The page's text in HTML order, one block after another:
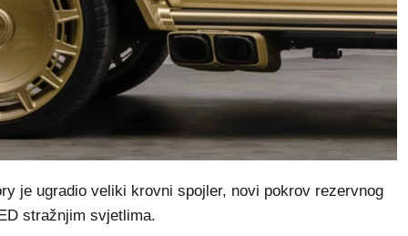
je ugradio veliki krovni spojler, novi pokrov rezervnog
stražnjim svjetlima.